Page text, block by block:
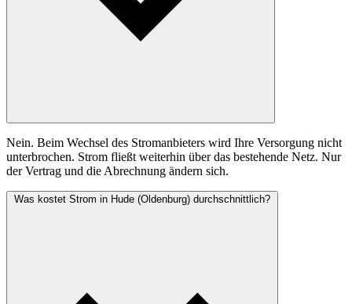
Nein. Beim Wechsel des Stromanbieters wird Ihre Versorgung nicht
unterbrochen. Strom fließt weiterhin über das bestehende Netz. Nur
der Vertrag und die Abrechnung ändern sich.
Was kostet Strom in Hude (Oldenburg) durchschnittlich?